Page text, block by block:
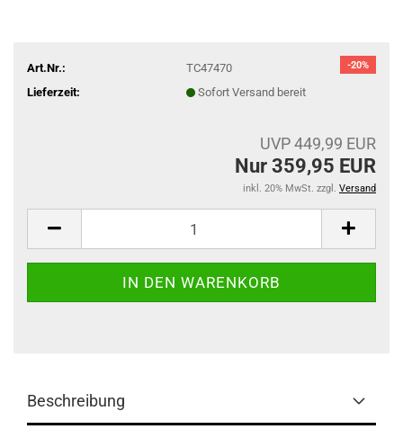
-20%
Art.Nr.:
TC47470
Lieferzeit:
Sofort Versand bereit
UVP 449,99 EUR
Nur 359,95 EUR
inkl. 20% MwSt. zzgl. Versand
Beschreibung